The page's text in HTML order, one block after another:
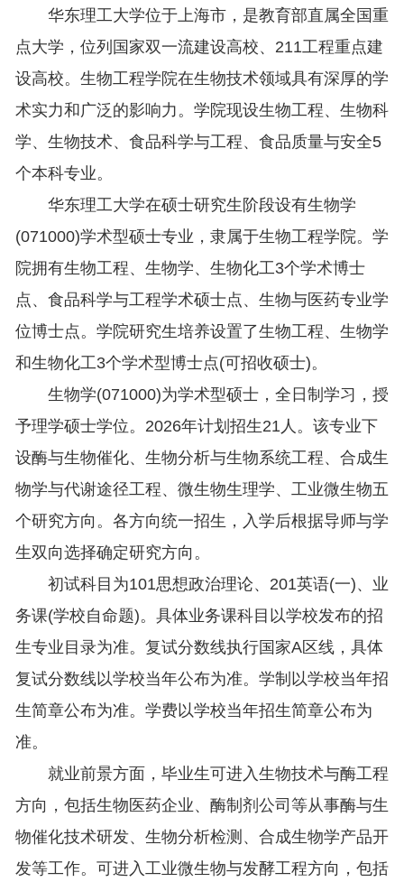
华东理工大学位于上海市，是教育部直属全国重
点大学，位列国家双一流建设高校、211工程重点建
设高校。生物工程学院在生物技术领域具有深厚的学
术实力和广泛的影响力。学院现设生物工程、生物科
学、生物技术、食品科学与工程、食品质量与安全5
个本科专业。
华东理工大学在硕士研究生阶段设有生物学
(071000)学术型硕士专业，隶属于生物工程学院。学
院拥有生物工程、生物学、生物化工3个学术博士
点、食品科学与工程学术硕士点、生物与医药专业学
位博士点。学院研究生培养设置了生物工程、生物学
和生物化工3个学术型博士点(可招收硕士)。
生物学(071000)为学术型硕士，全日制学习，授
予理学硕士学位。2026年计划招生21人。该专业下
设酶与生物催化、生物分析与生物系统工程、合成生
物学与代谢途径工程、微生物生理学、工业微生物五
个研究方向。各方向统一招生，入学后根据导师与学
生双向选择确定研究方向。
初试科目为101思想政治理论、201英语(一)、业
务课(学校自命题)。具体业务课科目以学校发布的招
生专业目录为准。复试分数线执行国家A区线，具体
复试分数线以学校当年公布为准。学制以学校当年招
生简章公布为准。学费以学校当年招生简章公布为
准。
就业前景方面，毕业生可进入生物技术与酶工程
方向，包括生物医药企业、酶制剂公司等从事酶与生
物催化技术研发、生物分析检测、合成生物学产品开
发等工作。可进入工业微生物与发酵工程方向，包括